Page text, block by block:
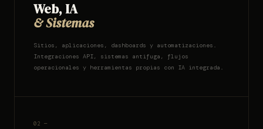
Web, IA
& Sistemas
Sitios, aplicaciones, dashboards y automatizaciones.
Integraciones API, sistemas antifuga, flujos
operacionales y herramientas propias con IA integrada.
02 —